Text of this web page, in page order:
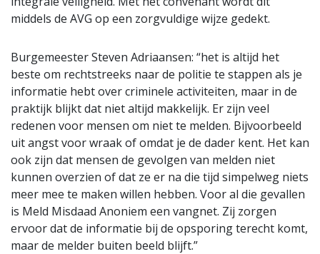
middels de AVG op een zorgvuldige wijze gedekt.
Burgemeester Steven Adriaansen: “het is altijd het
beste om rechtstreeks naar de politie te stappen als je
informatie hebt over criminele activiteiten, maar in de
praktijk blijkt dat niet altijd makkelijk. Er zijn veel
redenen voor mensen om niet te melden. Bijvoorbeeld
uit angst voor wraak of omdat je de dader kent. Het kan
ook zijn dat mensen de gevolgen van melden niet
kunnen overzien of dat ze er na die tijd simpelweg niets
meer mee te maken willen hebben. Voor al die gevallen
is Meld Misdaad Anoniem een vangnet. Zij zorgen
ervoor dat de informatie bij de opsporing terecht komt,
maar de melder buiten beeld blijft.”